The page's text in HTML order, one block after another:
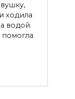
ходила
водой.
помогла